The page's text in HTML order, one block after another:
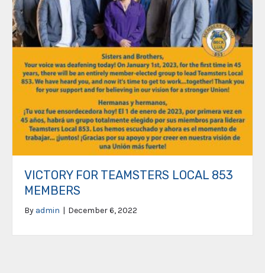
VICTORY FOR TEAMSTERS LOCAL 853
MEMBERS
By admin | December 6, 2022